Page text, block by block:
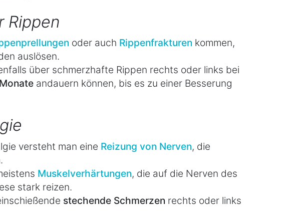
Rippen
oder auch Rippenfrakturen kommen,
auslösen.
über schmerzhafte Rippen rechts oder links bei
Monate andauern können, bis es zu einer Besserung
versteht man eine Reizung von Nerven, die
Muskelverhärtungen, die auf die Nerven des
stark reizen.
stechende Schmerzen rechts oder links